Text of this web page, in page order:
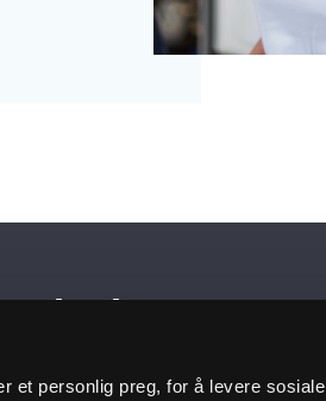
et personlig preg, for å levere sosiale